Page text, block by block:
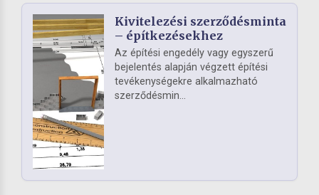
Kivitelezési szerződésminta
– építkezésekhez
Az építési engedély vagy egyszerű
bejelentés alapján végzett építési
tevékenységekre alkalmazható
szerződésmin...